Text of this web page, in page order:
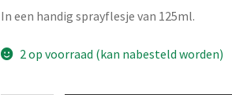
In een handig sprayflesje van 125ml.
2 op voorraad (kan nabesteld worden)